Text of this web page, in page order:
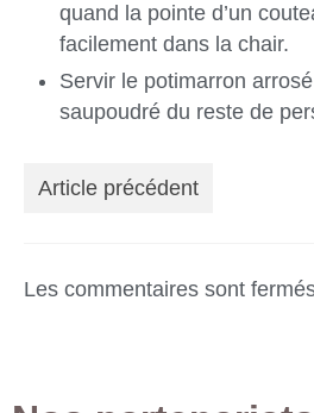
quand la pointe d’un
facilement dans la chair.
Servir le potimarron
saupoudré du reste de
Article précédent
Les commentaires sont